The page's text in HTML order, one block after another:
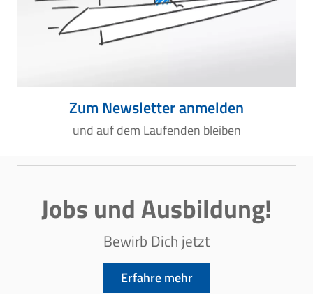
Zum Newsletter anmelden
und auf dem Laufenden bleiben
Jobs und Ausbildung!
Bewirb Dich jetzt
Erfahre mehr